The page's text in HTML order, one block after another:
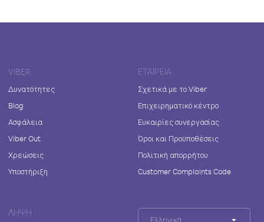
VIBER
Δυνατότητες
Blog
Ασφάλεια
Viber Out
Χρεώσεις
Υποστήριξη
ΕΤΑΙΡΕΊΑ
Σχετικά με το Viber
Επιχειρηματικό κέντρο
Ευκαιρίες συνεργασίας
Όροι και Προϋποθέσεις
Πολιτική απορρήτου
Customer Complaints Code
ΛΉΨΗ
Ελληνικά